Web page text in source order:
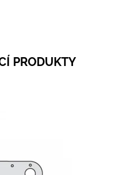
PRODUKTY